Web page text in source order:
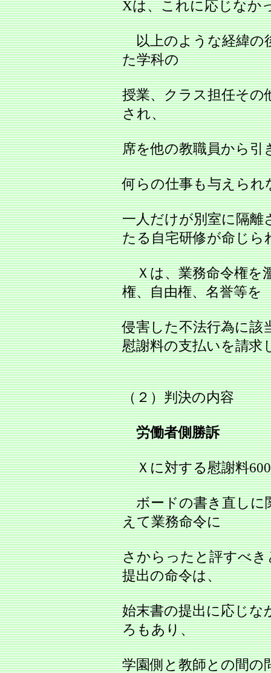
Xは、これに応じなか
以上のような経緯の
た学科の
授業、クラス担任その
され、
席を他の教職員から引
何らの仕事も与えられ
一人だけが別室に隔離
たる自宅研修が命じら
Ｘは、業務命令権を
権、自由権、名誉等を
侵害した不法行為に該
慰謝料の支払いを請求
（２）判決の内容
労働者側勝訴
Ｘに対する慰謝料600
ボードの書き直しに
えて業務命令に
さからったと評すべ
提出の命令は、
始末書の提出に応じ
ろもあり、
学園側と教師との間の